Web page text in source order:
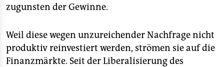
zugunsten der Gewinne.
Weil diese wegen unzureichender Nachfrage nicht
produktiv reinvestiert werden, strömen sie auf die
Finanzmärkte. Seit der Liberalisierung des